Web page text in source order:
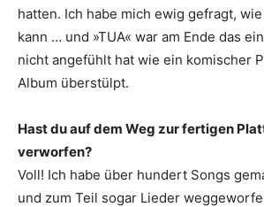
hatten. Ich habe mich ewig gefragt,
kann … und »TUA« war am Ende das
nicht angefühlt hat wie ein komischer
Album überstülpt.
Hast du auf dem Weg zur fertigen
verworfen?
Voll! Ich habe über hundert Songs
und zum Teil sogar Lieder